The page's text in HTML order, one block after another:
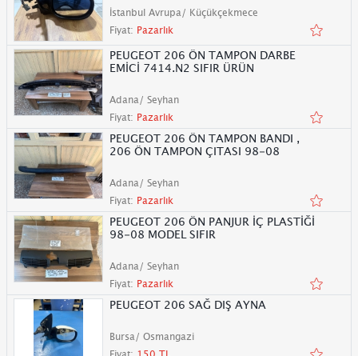
İstanbul Avrupa/ Küçükçekmece
Fiyat: Pazarlık
PEUGEOT 206 ÖN TAMPON DARBE
EMİCİ 7414.N2 SIFIR ÜRÜN
Adana/ Seyhan
Fiyat: Pazarlık
PEUGEOT 206 ÖN TAMPON BANDI ,
206 ÖN TAMPON ÇITASI 98-08
Adana/ Seyhan
Fiyat: Pazarlık
PEUGEOT 206 ÖN PANJUR İÇ PLASTİĞİ
98-08 MODEL SIFIR
Adana/ Seyhan
Fiyat: Pazarlık
PEUGEOT 206 SAĞ DIŞ AYNA
Bursa/ Osmangazi